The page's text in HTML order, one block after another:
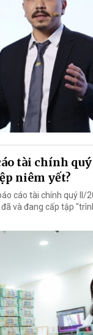
tài chính
niêm yết?
cáo tài chính quý II/
và đang cấp tập